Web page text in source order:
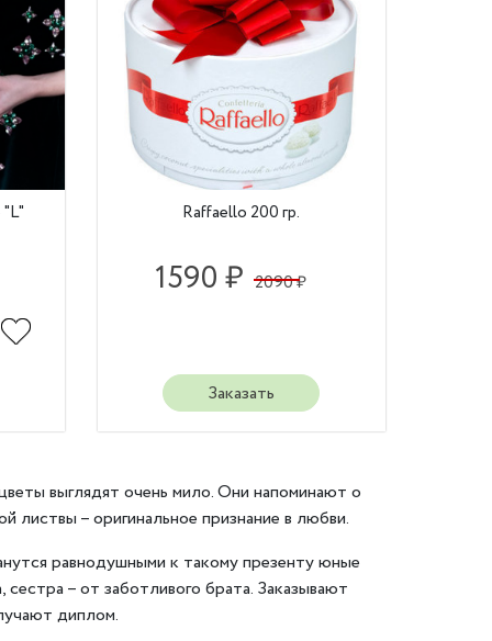
Raffaello 200 гр.
1590 ₽ 2090 ₽
Заказать
выглядят очень мило. Они напоминают о
листвы – оригинальное признание в любви.
равнодушными к такому презенту юные
– от заботливого брата. Заказывают
диплом.